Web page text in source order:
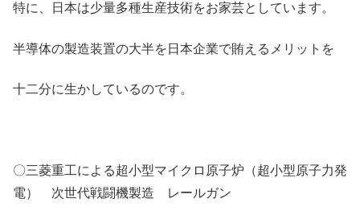
特に、日本は少量多種生産技術をお家芸としています。
半導体の製造装置の大半を日本企業で賄えるメリットを
十二分に生かしているのです。
〇三菱重工による超小型マイクロ原子炉（超小型原子力発
電） 次世代戦闘機製造 レールガン